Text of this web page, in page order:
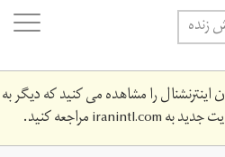
زنده
را مشاهده می کنید که دیگر به
جدید بهiranintl.comمراجعه کنید.